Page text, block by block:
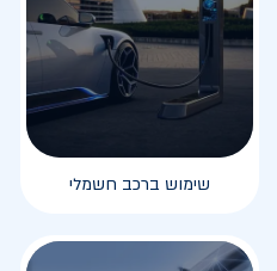
שימוש ברכב חשמלי